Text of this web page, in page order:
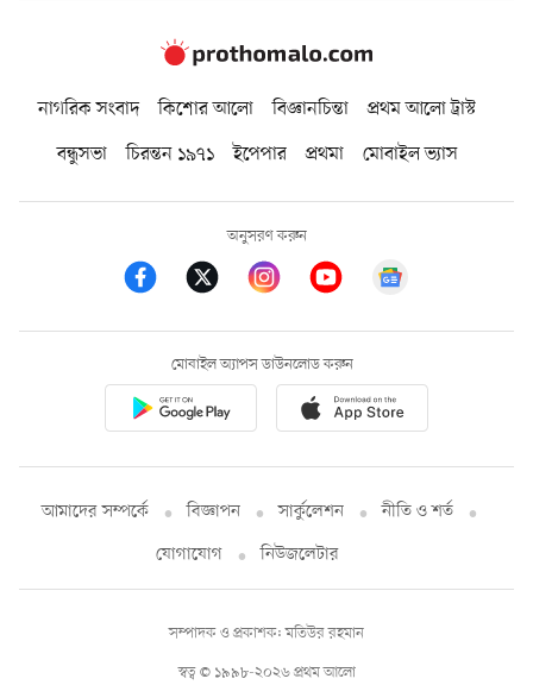
নাগরিক সংবাদ কিশোর আলো বিজ্ঞানচিন্তা
প্রথম আলো ট্রাস্ট
বন্ধুসভা
চিরন্তন ১৯৭১ ইপেপার প্রথমা মোবাইল ভ্যাস
অনুসরণ করুন
মোবাইল অ্যাপস ডাউনলোড করুন
আমাদের সম্পর্কে বিজ্ঞাপন সার্কুলেশন
নীতি ও শর্ত
যোগাযোগ
নিউজলেটার
স্বত্ব © ১৯৯৮-২০২৬ প্রথম আলো
সম্পাদক ও প্রকাশক: মতিউর রহমান